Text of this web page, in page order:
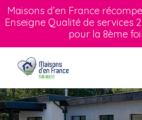
Maisons d’en France
Enseigne Qualité de services
pour la 8ème